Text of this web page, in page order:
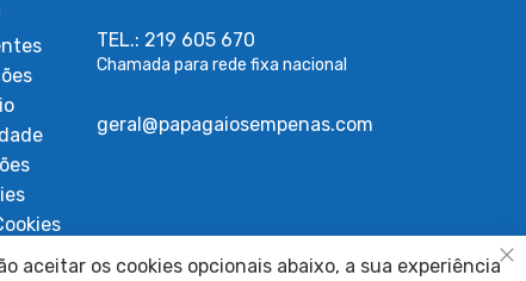
TEL.: 219 605 670
Chamada para rede fixa nacional
geral@papagaiosempenas.com
aceitar os cookies opcionais abaixo, a sua experiência